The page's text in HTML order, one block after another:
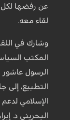
عن رفضها لكل
لقاء معه. ‏
وشارك في
الرسول عاشور
التطبيع، إلى
الإسلامي
البحريني د.